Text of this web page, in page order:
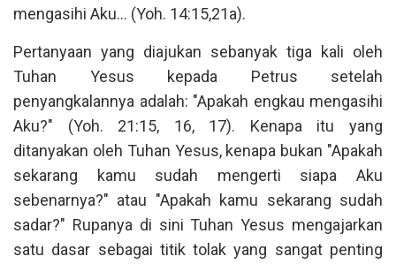
mengasihi Aku... (Yoh. 14:15,21a).
Pertanyaan yang diajukan sebanyak tiga kali oleh
Tuhan Yesus kepada Petrus setelah
penyangkalannya adalah: "Apakah engkau mengasihi
Aku?" (Yoh. 21:15, 16, 17). Kenapa itu yang
ditanyakan oleh Tuhan Yesus, kenapa bukan "Apakah
sekarang kamu sudah mengerti siapa Aku
sebenarnya?" atau "Apakah kamu sekarang sudah
sadar?" Rupanya di sini Tuhan Yesus mengajarkan
satu dasar sebagai titik tolak yang sangat penting